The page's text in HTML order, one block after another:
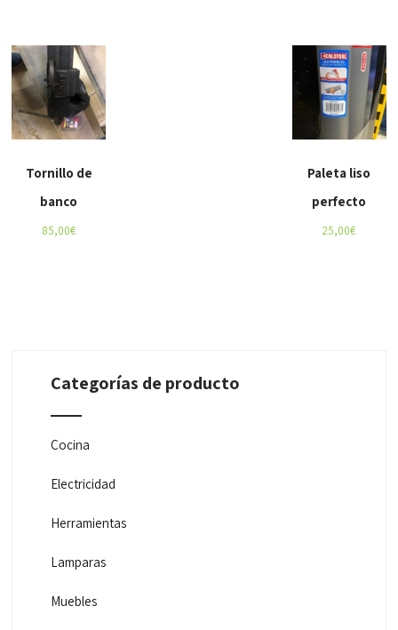
Tornillo de
banco
85,00€
Paleta liso
perfecto
25,00€
Categorías de producto
Cocina
Electricidad
Herramientas
Lamparas
Muebles